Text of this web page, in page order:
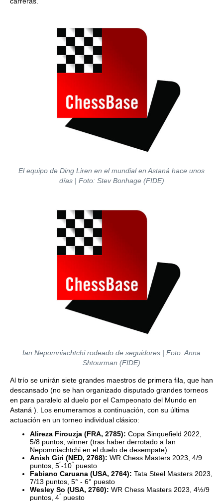
El equipo de Ding Liren en el mundial en Astaná hace unos
días | Foto: Stev Bonhage (FIDE)
Ian Nepomniachtchi rodeado de seguidores | Foto: Anna
Shtourman (FIDE)
Al trío se unirán siete grandes maestros de primera fila, que han
descansado (no se han organizado disputado grandes torneos
en para paralelo al duelo por el Campeonato del Mundo en
Astaná ). Los enumeramos a continuación, con su última
actuación en un torneo individual clásico:
Alireza Firouzja (FRA, 2785): Copa Sinquefield 2022,
5/8 puntos, winner (tras haber derrotado a Ian
Nepomniachtchi en el duelo de desempate)
Anish Giri (NED, 2768): WR Chess Masters 2023, 4/9
puntos, 5°-10° puesto
Fabiano Caruana (USA, 2764): Tata Steel Masters 2023,
7/13 puntos, 5° - 6° puesto
Wesley So (USA, 2760): WR Chess Masters 2023, 4½/9
puntos, 4° puesto